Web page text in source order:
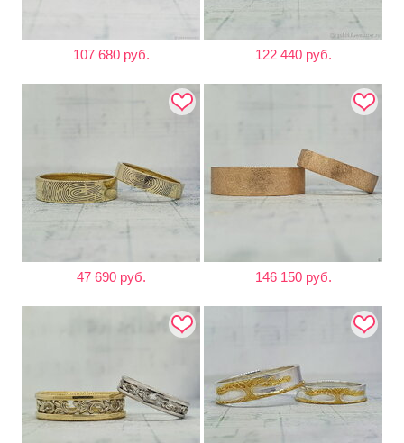
107 680 руб. 122 440 руб.
47 690 руб. 146 150 руб.